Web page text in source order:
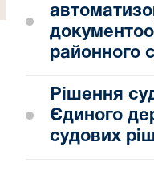
районного
Рішення
Єдиного
судових